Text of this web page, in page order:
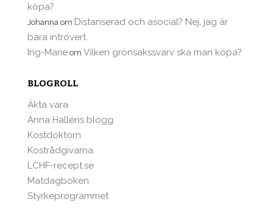
köpa?
Johanna om Distanserad och asocial? Nej, jag är
bara introvert.
Ing-Marie om Vilken grönsakssvarv ska man köpa?
BLOGROLL
Äkta vara
Anna Halléns blogg
Kostdoktorn
Kostrådgivarna
LCHF-recept.se
Matdagboken
Styrkeprogrammet